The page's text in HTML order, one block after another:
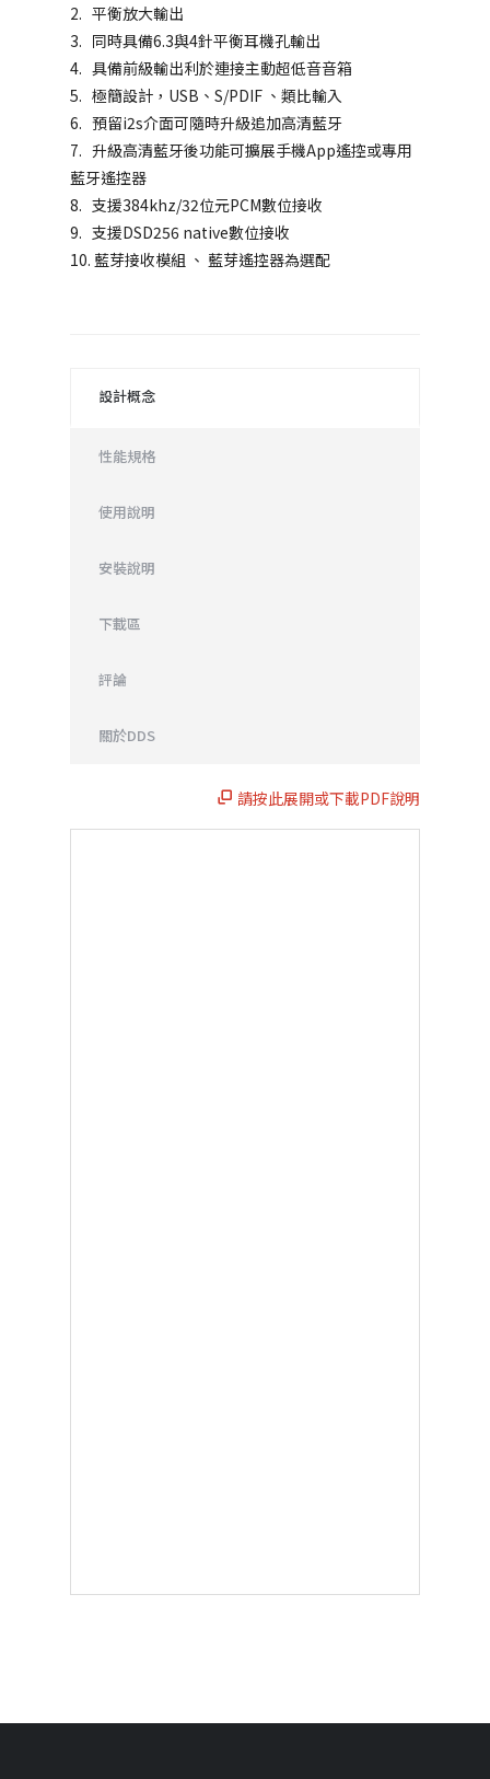
2. 平衡放大輸出
3. 同時具備6.3與4針平衡耳機孔輸出
4. 具備前級輸出利於連接主動超低音音箱
5. 極簡設計，USB、S/PDIF 、類比輸入
6. 預留i2s介面可隨時升級追加高清藍牙
7. 升級高清藍牙後功能可擴展手機App遙控或專用
藍牙遙控器
8. 支援384khz/32位元PCM數位接收
9. 支援DSD256 native數位接收
10. 藍芽接收模組 、 藍芽遙控器為選配
設計概念
性能規格
使用說明
安裝說明
下載區
評論
關於DDS
請按此展開或下載PDF說明